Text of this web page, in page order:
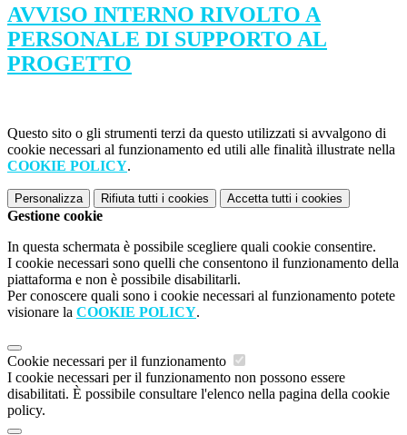
AVVISO INTERNO RIVOLTO A
PERSONALE DI SUPPORTO AL
PROGETTO
Questo sito o gli strumenti terzi da questo utilizzati si avvalgono di
cookie necessari al funzionamento ed utili alle finalità illustrate nella
COOKIE POLICY.
Personalizza Rifiuta tutti i cookies Accetta tutti i cookies
Gestione cookie
In questa schermata è possibile scegliere quali cookie consentire.
I cookie necessari sono quelli che consentono il funzionamento della
piattaforma e non è possibile disabilitarli.
Per conoscere quali sono i cookie necessari al funzionamento potete
visionare la COOKIE POLICY.
Cookie necessari per il funzionamento
I cookie necessari per il funzionamento non possono essere
disabilitati. È possibile consultare l'elenco nella pagina della cookie
policy.